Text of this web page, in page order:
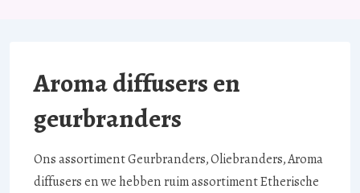
Aroma diffusers en
geurbranders
Ons assortiment Geurbranders, Oliebranders, Aroma
diffusers en we hebben ruim assortiment Etherische